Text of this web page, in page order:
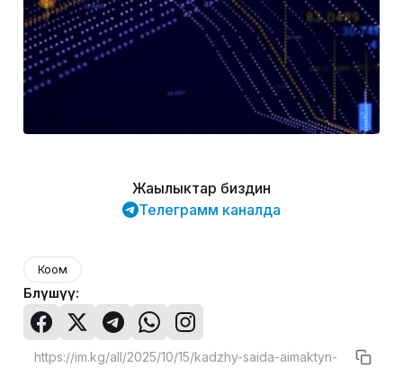
Жаңылыктар биздин
Телеграмм каналда
Коом
Бөлүшүү: